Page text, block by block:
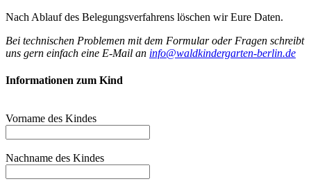
Nach Ablauf des Belegungsverfahrens löschen wir Eure Daten.
Bei technischen Problemen mit dem Formular oder Fragen schreibt
uns gern einfach eine E-Mail an info@waldkindergarten-berlin.de
Informationen zum Kind
Vorname des Kindes
Nachname des Kindes